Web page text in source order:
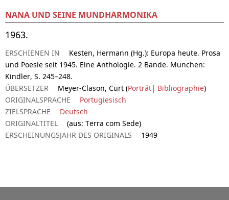
NANA UND SEINE MUNDHARMONIKA
1963.
ERSCHIENEN IN
Kesten, Hermann (Hg.): Europa heute. Prosa
und Poesie seit 1945. Eine Anthologie. 2 Bände. München:
Kindler, S. 245–248.
ÜBERSETZER
Meyer-Clason, Curt (Porträt| Bibliographie)
ORIGINALSPRACHE
Portugiesisch
ZIELSPRACHE
Deutsch
ORIGINALTITEL
(aus: Terra com Sede)
ERSCHEINUNGSJAHR DES ORIGINALS
1949